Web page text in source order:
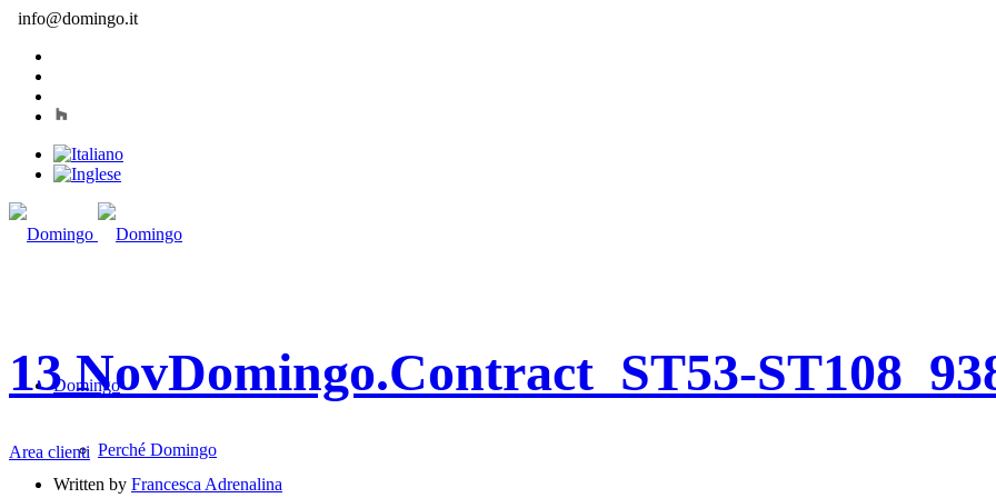
info@domingo.it
Domingo
Perché Domingo
Area clienti
13 NovDomingo.Contract_ST53-
Written by Francesca Adrenalina